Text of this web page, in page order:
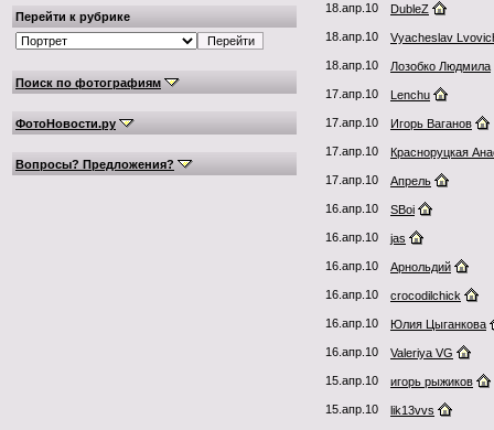
Перейти к рубрике
Поиск по фотографиям
ФотоНовости.ру
Вопросы? Предложения?
18.апр.10 DubleZ
18.апр.10 Vyacheslav
18.апр.10 Лозобко Людмила
17.апр.10 Lenchu
17.апр.10 Игорь Ваганов
17.апр.10 Красноруцкая
17.апр.10 Aпрель
16.апр.10 SBoi
16.апр.10 jas
16.апр.10 Арнольдий
16.апр.10 crocodilchick
16.апр.10 Юлия Цыганкова
16.апр.10 Valeriya VG
15.апр.10 игорь рыжиков
15.апр.10 lik13vvs